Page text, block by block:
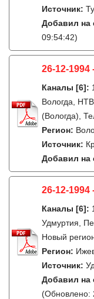
Источник:
Добавил на
09:54:42)
26-12-1994
Каналы [6]:
Вологда,
(Вологда),
Регион:
Источник:
Добавил на
26-12-1994
Каналы [6]:
Удмуртия,
Новый
Регион:
Источник:
Добавил на
(Обновлено: